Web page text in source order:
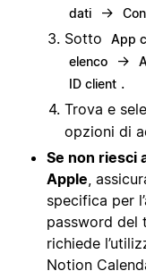
dati
→
Sotto
App
elenco
→
ID client .
Trova e
opzioni di
Se non riesci
Apple ,
specifica per
password del
richiede
Notion